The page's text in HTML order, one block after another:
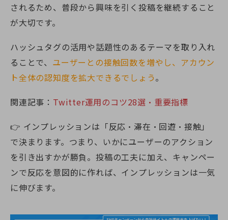
されるため、普段から興味を引く投稿を継続すること
が大切です。
ハッシュタグの活用や話題性のあるテーマを取り入れ
ることで、 ユーザーとの接触回数を増やし、アカウン
ト全体の認知度を拡大できるでしょう。
関連記事： Twitter運用のコツ28選・重要指標
👉 インプレッションは「反応・滞在・回遊・接触」
で決まります。つまり、いかにユーザーのアクション
を引き出すかが勝負。投稿の工夫に加え、キャンペー
ンで反応を意図的に作れば、インプレッションは一気
に伸びます。